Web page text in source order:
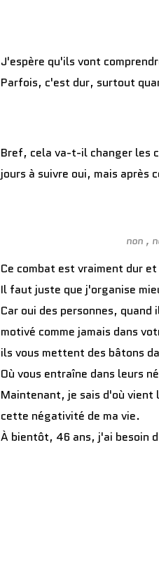
J'espère qu'ils vont
Parfois, c'est dur, surtout
Bref, cela va-t-il changer les
jours à suivre oui, mais après
non ,
Ce combat est vraiment dur
Il faut juste que j'organise
Car oui des personnes,
motivé comme jamais dans
ils vous mettent des bâtons
Où vous entraîne dans leurs
Maintenant, je sais d'où
cette négativité de ma vie.
À bientôt, 46 ans, j'ai besoin